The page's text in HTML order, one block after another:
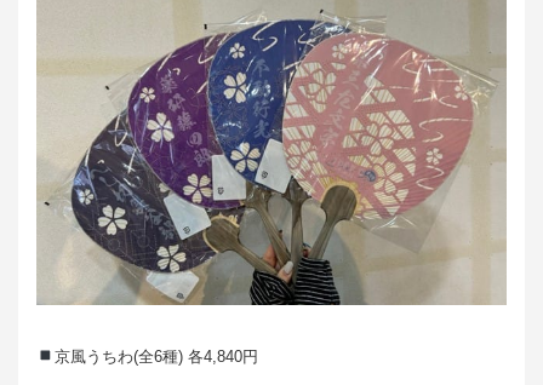
京風うちわ(全6種) 各4,840円